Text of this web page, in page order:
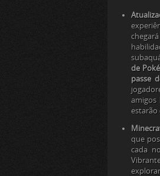
de
passe
amigos
estarão
que
cada